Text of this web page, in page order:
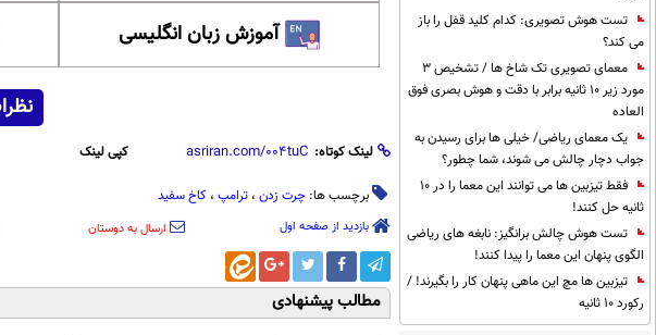
تست هوش تصویری: کدام کلید قفل را باز
می کند؟
معمای تصویری تک شاخ ها / تشخیص 3
مورد زیر 10 ثانیه برابر با دقت و هوش بصری فوق
العاده
یک معمای ریاضی/ خیلی ها برای رسیدن به
جواب دچار چالش می شوند، شما چطور؟
فقط تیزبین ها می توانند این معما را در 10
ثانیه حل کنند!
تست هوش چالش برانگیز: نابغه های ریاضی
الگوی پنهان این معما را پیدا کنند!
تیزبین ها مچ این ماهی پنهان کار را بگیرند! /
رکورد 10 ثانیه
آموزش زبان انگلیسی
لینک کوتاه: کپی لینک
برچسب ها: چرت زدن ، ترامپ ، کاخ سفید
بازدید از صفحه اول ارسال به دوستان
مطالب پیشنهادی